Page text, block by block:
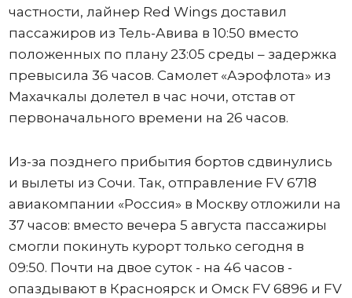
частности, лайнер Red Wings доставил
пассажиров из Тель-Авива в 10:50 вместо
положенных по плану 23:05 среды – задержка
превысила 36 часов. Самолет «Аэрофлота» из
Махачкалы долетел в час ночи, отстав от
первоначального времени на 26 часов.
Из-за позднего прибытия бортов сдвинулись
и вылеты из Сочи. Так, отправление FV 6718
авиакомпании «Россия» в Москву отложили на
37 часов: вместо вечера 5 августа пассажиры
смогли покинуть курорт только сегодня в
09:50. Почти на двое суток - на 46 часов -
опаздывают в Красноярск и Омск FV 6896 и FV